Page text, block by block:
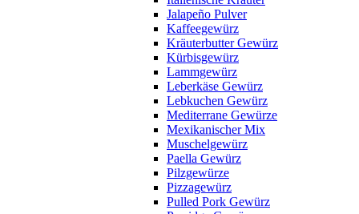
Jalapeño Pulver
Kaffeegewürz
Kräuterbutter Gewürz
Kürbisgewürz
Lammgewürz
Leberkäse Gewürz
Lebkuchen Gewürz
Mediterrane Gewürze
Mexikanischer Mix
Muschelgewürz
Paella Gewürz
Pilzgewürze
Pizzagewürz
Pulled Pork Gewürz